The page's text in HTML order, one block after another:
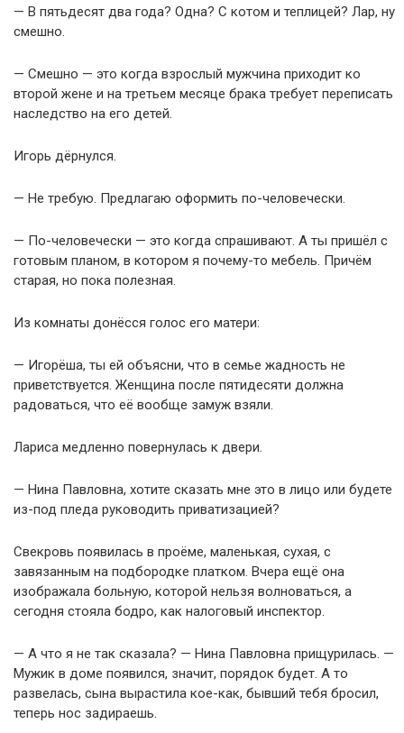
— В пятьдесят два года? Одна? С котом и теплицей? Лар, ну
смешно.
— Смешно — это когда взрослый мужчина приходит ко
второй жене и на третьем месяце брака требует переписать
наследство на его детей.
Игорь дёрнулся.
— Не требую. Предлагаю оформить по-человечески.
— По-человечески — это когда спрашивают. А ты пришёл с
готовым планом, в котором я почему-то мебель. Причём
старая, но пока полезная.
Из комнаты донёсся голос его матери:
— Игорёша, ты ей объясни, что в семье жадность не
приветствуется. Женщина после пятидесяти должна
радоваться, что её вообще замуж взяли.
Лариса медленно повернулась к двери.
— Нина Павловна, хотите сказать мне это в лицо или будете
из-под пледа руководить приватизацией?
Свекровь появилась в проёме, маленькая, сухая, с
завязанным на подбородке платком. Вчера ещё она
изображала больную, которой нельзя волноваться, а
сегодня стояла бодро, как налоговый инспектор.
— А что я не так сказала? — Нина Павловна прищурилась. —
Мужик в доме появился, значит, порядок будет. А то
развелась, сына вырастила кое-как, бывший тебя бросил,
теперь нос задираешь.